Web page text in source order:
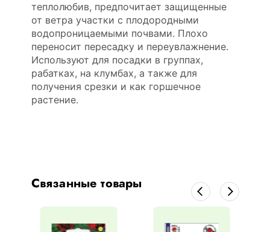
теплолюбив, предпочитает защищенные
от ветра участки с плодородными
водопроницаемыми почвами. Плохо
переносит пересадку и переувлажнение.
Используют для посадки в группах,
рабатках, на клумбах, а также для
получения срезки и как горшечное
растение.
Связанные товары